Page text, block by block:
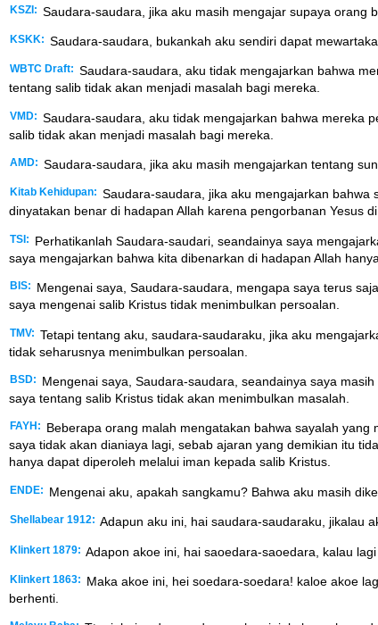
KSZI: Saudara-saudara, jika aku masih mengajar supaya orang
KSKK: Saudara-saudara, bukankah aku sendiri dapat
WBTC Draft: Saudara-saudara, aku tidak mengajarkan bahwa
tentang salib tidak akan menjadi masalah bagi mereka.
VMD: Saudara-saudara, aku tidak mengajarkan bahwa mereka
salib tidak akan menjadi masalah bagi mereka.
AMD: Saudara-saudara, jika aku masih mengajarkan tentang
Kitab Kehidupan: Saudara-saudara, jika aku mengajarkan
dinyatakan benar di hadapan Allah karena pengorbanan Yesus
TSI:
Perhatikanlah Saudara-saudari, seandainya saya
saya mengajarkan bahwa kita dibenarkan di hadapan Allah
BIS:
Mengenai saya, Saudara-saudara, mengapa saya terus
saya mengenai salib Kristus tidak menimbulkan persoalan.
TMV: Tetapi tentang aku, saudara-saudaraku, jika aku
tidak seharusnya menimbulkan persoalan.
BSD:
Mengenai saya, Saudara-saudara, seandainya saya
saya tentang salib Kristus tidak akan menimbulkan masalah.
FAYH:
Beberapa orang malah mengatakan bahwa sayalah
saya tidak akan dianiaya lagi, sebab ajaran yang demikian itu
hanya dapat diperoleh melalui iman kepada salib Kristus.
ENDE: Mengenai aku, apakah sangkamu? Bahwa aku masih
Shellabear 1912: Adapun aku ini, hai saudara-saudaraku, jikalau
Klinkert 1879: Adapon akoe ini, hai saoedara-saoedara, kalau
Klinkert 1863:
Maka akoe ini, hei soedara-soedara! kaloe akoe
berhenti.